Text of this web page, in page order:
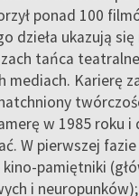
ponad 100
dzieła ukazują
tańca
mediach. Karierę
w 1985 roku i
W pierwszej
kino-pamiętniki
i